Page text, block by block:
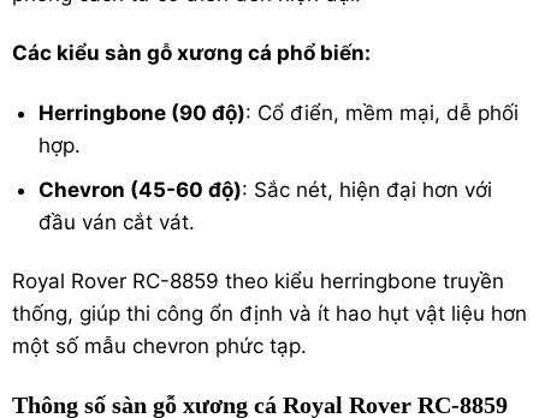
Các kiểu sàn gỗ xương cá phổ biến:
Herringbone (90 độ): Cổ điển, mềm mại, dễ phối
hợp.
Chevron (45-60 độ): Sắc nét, hiện đại hơn với
đầu ván cắt vát.
Royal Rover RC-8859 theo kiểu herringbone truyền
thống, giúp thi công ổn định và ít hao hụt vật liệu hơn
một số mẫu chevron phức tạp.
Thông số sàn gỗ xương cá Royal Rover RC-8859